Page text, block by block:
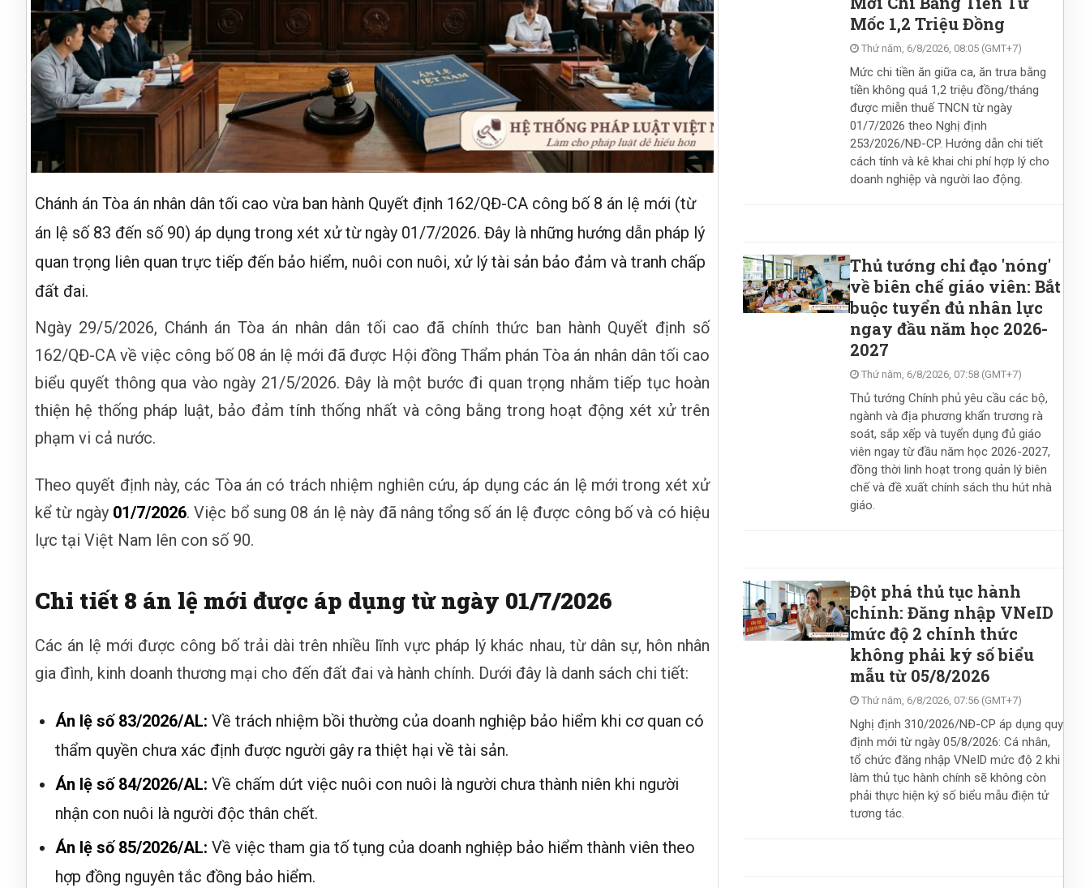
Chánh án Tòa án nhân dân tối cao vừa ban hành Quyết định 162/QĐ-CA công bố 8 án lệ mới (từ
án lệ số 83 đến số 90) áp dụng trong xét xử từ ngày 01/7/2026. Đây là những hướng dẫn pháp lý
quan trọng liên quan trực tiếp đến bảo hiểm, nuôi con nuôi, xử lý tài sản bảo đảm và tranh chấp
đất đai.
Ngày 29/5/2026, Chánh án Tòa án nhân dân tối cao đã chính thức ban hành Quyết định số
162/QĐ-CA về việc công bố 08 án lệ mới đã được Hội đồng Thẩm phán Tòa án nhân dân tối cao
biểu quyết thông qua vào ngày 21/5/2026. Đây là một bước đi quan trọng nhằm tiếp tục hoàn
thiện hệ thống pháp luật, bảo đảm tính thống nhất và công bằng trong hoạt động xét xử trên
phạm vi cả nước.
Theo quyết định này, các Tòa án có trách nhiệm nghiên cứu, áp dụng các án lệ mới trong xét xử
kể từ ngày 01/7/2026. Việc bổ sung 08 án lệ này đã nâng tổng số án lệ được công bố và có hiệu
lực tại Việt Nam lên con số 90.
Chi tiết 8 án lệ mới được áp dụng từ ngày 01/7/2026
Các án lệ mới được công bố trải dài trên nhiều lĩnh vực pháp lý khác nhau, từ dân sự, hôn nhân
gia đình, kinh doanh thương mại cho đến đất đai và hành chính. Dưới đây là danh sách chi tiết:
Án lệ số 83/2026/AL: Về trách nhiệm bồi thường của doanh nghiệp bảo hiểm khi cơ quan có
thẩm quyền chưa xác định được người gây ra thiệt hại về tài sản.
Án lệ số 84/2026/AL: Về chấm dứt việc nuôi con nuôi là người chưa thành niên khi người
nhận con nuôi là người độc thân chết.
Án lệ số 85/2026/AL: Về việc tham gia tố tụng của doanh nghiệp bảo hiểm thành viên theo
hợp đồng nguyên tắc đồng bảo hiểm.
Mốc 1,2 Triệu Đồng
Thứ năm, 6/8/2026, 08:05 (GMT+7)
Mức chi tiền ăn giữa ca, ăn trưa bằng
tiền không quá 1,2 triệu đồng/tháng
được miễn thuế TNCN từ ngày
01/7/2026 theo Nghị định
253/2026/NĐ-CP. Hướng dẫn chi tiết
cách tính và kê khai chi phí hợp lý cho
doanh nghiệp và người lao động.
Thủ tướng chỉ đạo 'nóng'
về biên chế giáo viên: Bắt
buộc tuyển đủ nhân lực
ngay đầu năm học 2026-
2027
Thứ năm, 6/8/2026, 07:58 (GMT+7)
Thủ tướng Chính phủ yêu cầu các bộ,
ngành và địa phương khẩn trương rà
soát, sắp xếp và tuyển dụng đủ giáo
viên ngay từ đầu năm học 2026-2027,
đồng thời linh hoạt trong quản lý biên
chế và đề xuất chính sách thu hút nhà
giáo.
Đột phá thủ tục hành
chính: Đăng nhập VNeID
mức độ 2 chính thức
không phải ký số biểu
mẫu từ 05/8/2026
Thứ năm, 6/8/2026, 07:56 (GMT+7)
Nghị định 310/2026/NĐ-CP áp dụng quy
định mới từ ngày 05/8/2026: Cá nhân,
tổ chức đăng nhập VNeID mức độ 2 khi
làm thủ tục hành chính sẽ không còn
phải thực hiện ký số biểu mẫu điện tử
tương tác.